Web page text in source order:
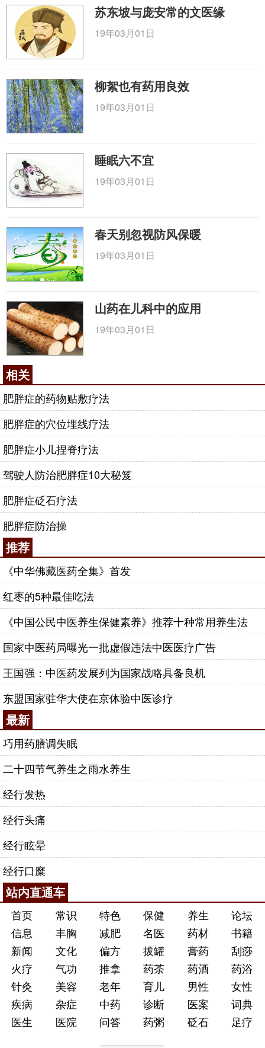
致营养不良性的肥胖。在发达国家，层次高的富裕家
庭肥胖发病率低于层次低的低收入家庭。因为前者接
受文化教育机会多，知道肥胖的危害，摄食以高蛋
白、蔬菜、水果为主，重视体育锻炼；而后者对发生
肥胖并无心理压力，选择食物多考虑口味，忽视体育
锻炼。不发达国家，则富裕家庭中肥胖发病率高于贫
困家庭，因为前者以食物的充沛和口味为满足，将肥
胖与生活水平高相联系；而贫困家庭则因吃不好、吃
不饱而肥胖发病率低。
五、神经内分泌与能量代谢：肥胖的根本原因是
摄食超量和能量消耗减少，造成了能量正性平衡的结
果。现一致认为调节摄食的中枢位于我们大脑的一个
特殊结构—下丘脑，其外侧是饥饿中枢、内侧核是饱
足中枢。多种复杂的因素可作为信号物质，通过神
经、体液向
|<<
咨询电话：010-87876186
苏东坡与庞安常的文医缘
19年03月01日
柳絮也有药用良效
19年03月01日
睡眠六不宜
19年03月01日
春天别忽视防风保暖
19年03月01日
山药在儿科中的应用
19年03月01日
相关
肥胖症的药物贴敷疗法
肥胖症的穴位埋线疗法
肥胖症小儿捏脊疗法
驾驶人防治肥胖症10大秘笈
肥胖症砭石疗法
肥胖症防治操
推荐
《中华佛藏医药全集》首发
红枣的5种最佳吃法
《中国公民中医养生保健素养》推荐十种常用养生法
国家中医药局曝光一批虚假违法中医医疗广告
王国强：中医药发展列为国家战略具备良机
东盟国家驻华大使在京体验中医诊疗
最新
巧用药膳调失眠
二十四节气养生之雨水养生
经行发热
经行头痛
经行眩晕
经行口糜
站内直通车
首页 常识 特色 保健 养生
论坛
信息
丰胸 减肥 名医 药材
书籍
新闻
文化 偏方 拔罐 膏药
刮痧
火疗
气功 推拿 药茶 药酒
药浴
针灸
美容 老年 育儿 男性
女性
疾病
杂症 中药 诊断 医案
词典
医生
医院 问答 药粥 砭石 足疗